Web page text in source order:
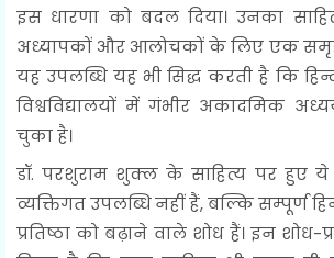
इस धारणा को बदल दिया। उनका
अध्यापकों और आलोचकों के लिए एक
यह उपलब्धि यह भी सिद्ध करती है कि
विश्वविद्यालयों में गंभीर अकादमिक
चुका है।
डॉ. परशुराम शुक्ल के साहित्य पर हुए
व्यक्तिगत उपलब्धि नहीं हैं, बल्कि सम्पूर्ण
प्रतिष्ठा को बढ़ाने वाले शोध हैं। इन शोध-